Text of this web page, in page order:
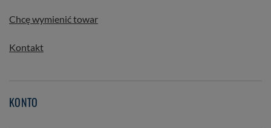
Chcę wymienić towar
Kontakt
KONTO